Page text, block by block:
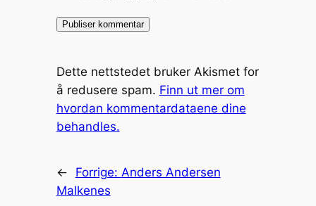
Dette nettstedet bruker Akismet for
å redusere spam. Finn ut mer om
hvordan kommentardataene dine
behandles.
← Forrige: Anders Andersen
Malkenes